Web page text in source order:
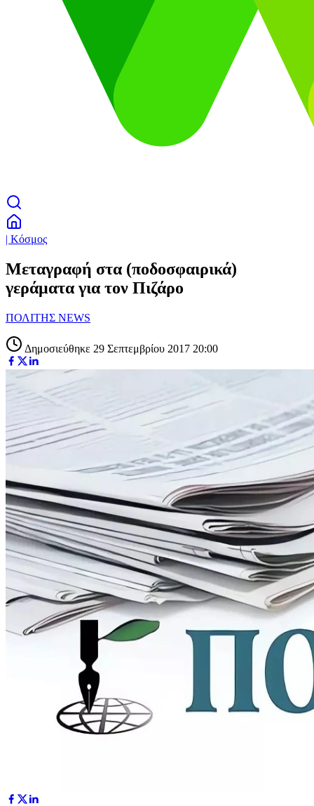
| Κόσμος
Μεταγραφή στα (ποδοσφαιρικά)
γεράματα για τον Πιζάρο
ΠΟΛΙΤΗΣ NEWS
Δημοσιεύθηκε 29 Σεπτεμβρίου 2017 20:00